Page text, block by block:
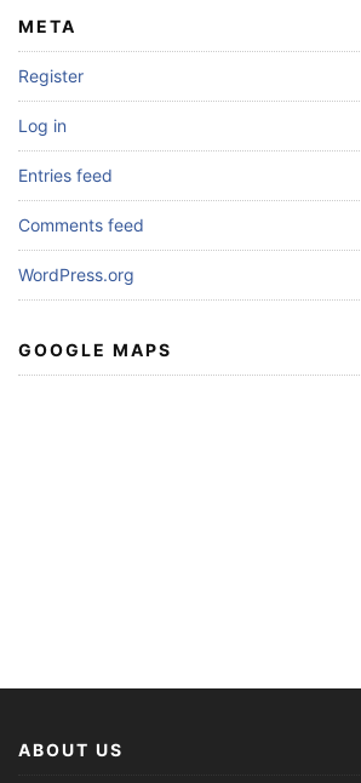
META
Register
Log in
Entries feed
Comments feed
WordPress.org
GOOGLE MAPS
ABOUT US